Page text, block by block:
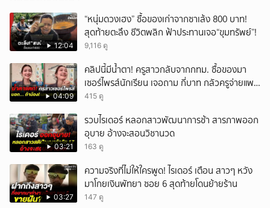
12:04
“หนุ่มดวงเฮง” ซื้อของเก่าจากซาเล้ง 800 บาท!
สุดท้ายตะลึง ชีวิตพลิก ฟ้าประทานเจอ“ขุมทรัพย์”!
9,116 ดู
04:09
คลิปนี้มีน้ำตา! ครูสาวกลับจากกทม. ซื้อของมา
เซอร์ไพรส์นักเรียน เจอถาม กี่บาท กลัวครูจ่ายแพง
w
415 ดู
03:21
รวบไรเดอร์ หลอกสาวพัฒนาการช้า สารภาพออก
อุบาย อ้างจะสอนวิชานวด
163 ดู
03:27
ความจริงที่ไม่ให้ใครพูด! ไรเดอร์ เตือน สาวๆ หวัง
มาโกยเงินพัทยา ซอย 6 สุดท้ายโดนย้ายร้าน
147 ดู